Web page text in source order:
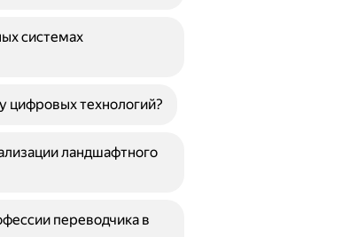
системах
цифровых технологий?
ландшафтного
переводчика в